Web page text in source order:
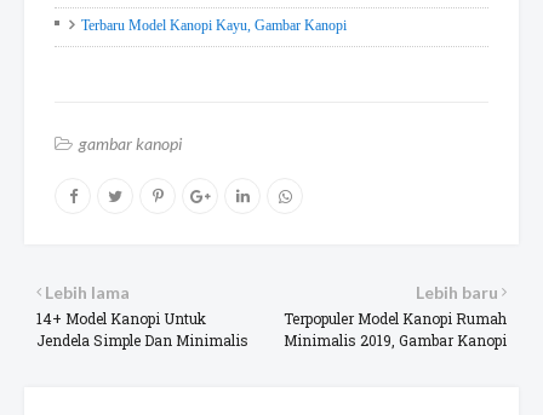
Terbaru Model Kanopi Kayu, Gambar Kanopi
gambar kanopi
Lebih baru
Terpopuler Model Kanopi Rumah
Minimalis 2019, Gambar Kanopi
Lebih lama
14+ Model Kanopi Untuk
Jendela Simple Dan Minimalis